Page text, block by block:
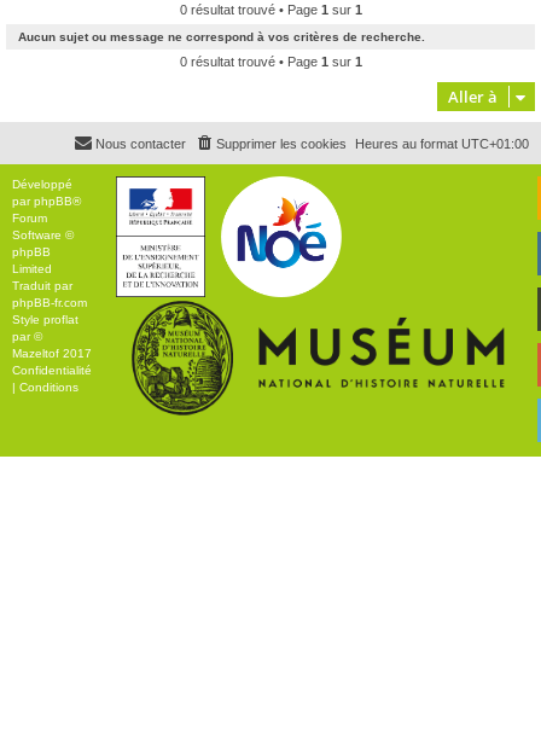
c
h
e
0 résultat trouvé • Page 1 sur 1
Aucun sujet ou message ne correspond à vos critères de recherche.
0 résultat trouvé • Page 1 sur 1
Aller à
Heures au format UTC+01:00
Supprimer les cookies
Nous contacter
Développé
parphpBB®
Forum
Software ©
phpBB
Limited
Traduit par
phpBB-fr.com
Style proflat
par ©
Mazeltof 2017
Confidentialité
| Conditions